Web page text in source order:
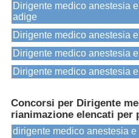
Dirigente medico anestesia
adige
Dirigente medico anestesia
Dirigente medico anestesia
Dirigente medico anestesia
Concorsi per Dirigente
rianimazione elencati per
dirigente medico anestesia